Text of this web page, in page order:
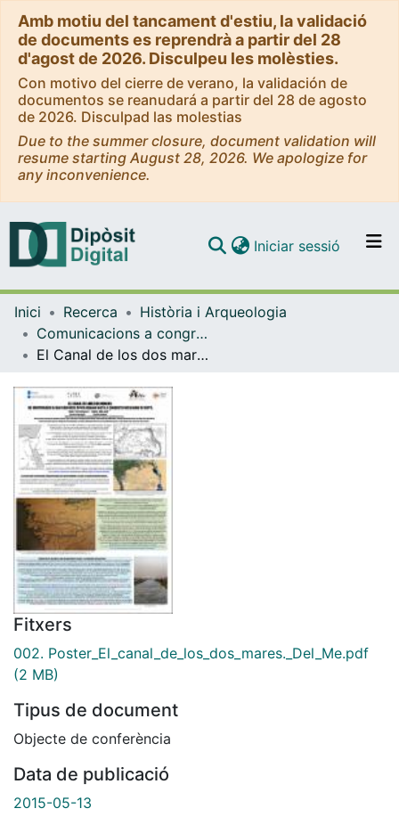
Amb motiu del tancament d'estiu, la validació
de documents es reprendrà a partir del 28
d'agost de 2026. Disculpeu les molèsties.
Con motivo del cierre de verano, la validación de
documentos se reanudará a partir del 28 de agosto
de 2026. Disculpad las molestias
Due to the summer closure, document validation will
resume starting August 28, 2026. We apologize for
any inconvenience.
Navega per tot el DD
Com publicar
Iniciar sessió (current)
Inici Recerca
Història i Arqueologia
Comunicacions a congressos (Història i Arqueologia)
El Canal de los dos mares. Del Mediterráneo al mar Rojo desde época romana hasta la conquista musulmana de Egipto
Fitxers
002. Poster_El_canal_de_los_dos_mares._Del_Me.pdf
(2 MB)
Tipus de document
Objecte de conferència
Data de publicació
2015-05-13